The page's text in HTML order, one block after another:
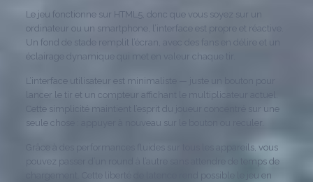
Le jeu fonctionne sur HTML5, donc que vous soyez sur un
ordinateur ou un smartphone, l’interface est propre et réactive.
Un fond de stade remplit l’écran, avec des fans en délire et un
éclairage dynamique qui met en valeur chaque tir.
L’interface utilisateur est minimaliste — juste un bouton pour
lancer le tir et un compteur affichant le multiplicateur actuel.
Cette simplicité maintient l’esprit du joueur concentré sur une
seule chose : appuyer à nouveau sur le bouton ou reculer.
Grâce à des performances fluides sur tous les appareils, vous
pouvez passer d’un round à l’autre sans attendre de temps de
chargement. Cette liberté de latence rend possible le jeu en